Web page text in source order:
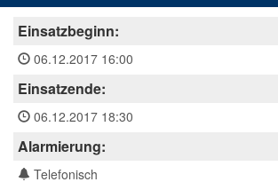
Einsatzbeginn:
06.12.2017 16:00
Einsatzende:
06.12.2017 18:30
Alarmierung:
Telefonisch